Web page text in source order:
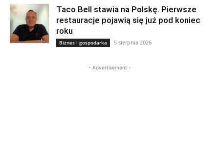
Taco Bell stawia na Polskę. Pierwsze
restauracje pojawią się już pod koniec
roku
Biznes i gospodarka 5 sierpnia 2026
- Advertisement -